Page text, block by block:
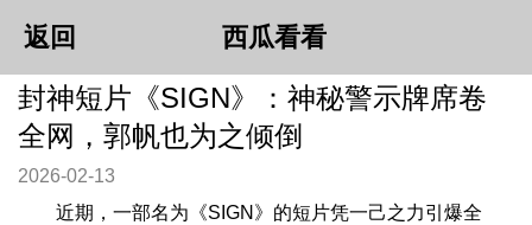
返回 西瓜看看
封神短片《SIGN》：神秘警示牌席卷
全网，郭帆也为之倾倒
2026-02-13
近期，一部名为《SIGN》的短片凭一己之力引爆全